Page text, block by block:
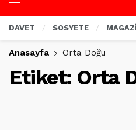
DAVET SOSYETE
Anasayfa Orta Doğu
Etiket: Orta